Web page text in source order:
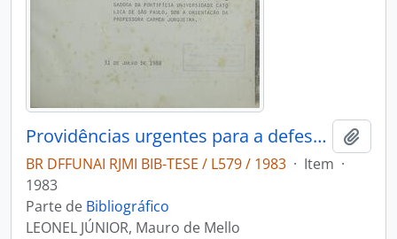
Providências urgentes para a defesa dos uru-eu-wau-wau e uru-pa-in
BR DFFUNAI RJMI BIB-TESE / L579 / 1983 · Item ·
1983
Parte de Bibliográfico
LEONEL JÚNIOR, Mauro de Mello